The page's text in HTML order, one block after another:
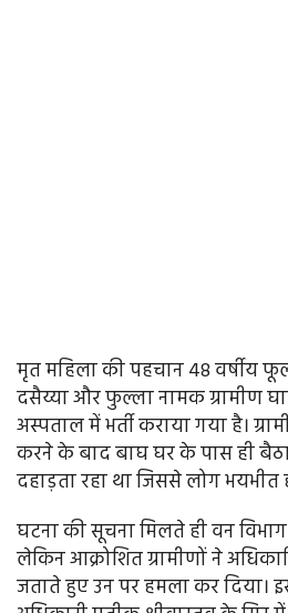
मृत महिला की पहचान 48 वर्षीय
दसैय्या और फुल्ला नामक ग्रामीण
अस्पताल में भर्ती कराया गया है।
करने के बाद बाघ घर के पास ही
दहाड़ता रहा था जिससे लोग भयभीत
घटना की सूचना मिलते ही वन
लेकिन आक्रोशित ग्रामीणों ने
जताते हुए उन पर हमला कर दिया। इस